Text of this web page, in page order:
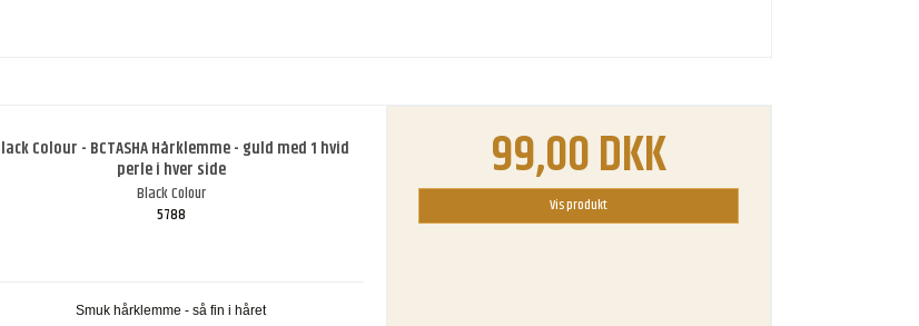
Colour - BCTASHA Hårklemme - guld med 1 hvid
perle i hver side
Black Colour
5788
Smuk hårklemme - så fin i håret
99,00 DKK
Vis produkt